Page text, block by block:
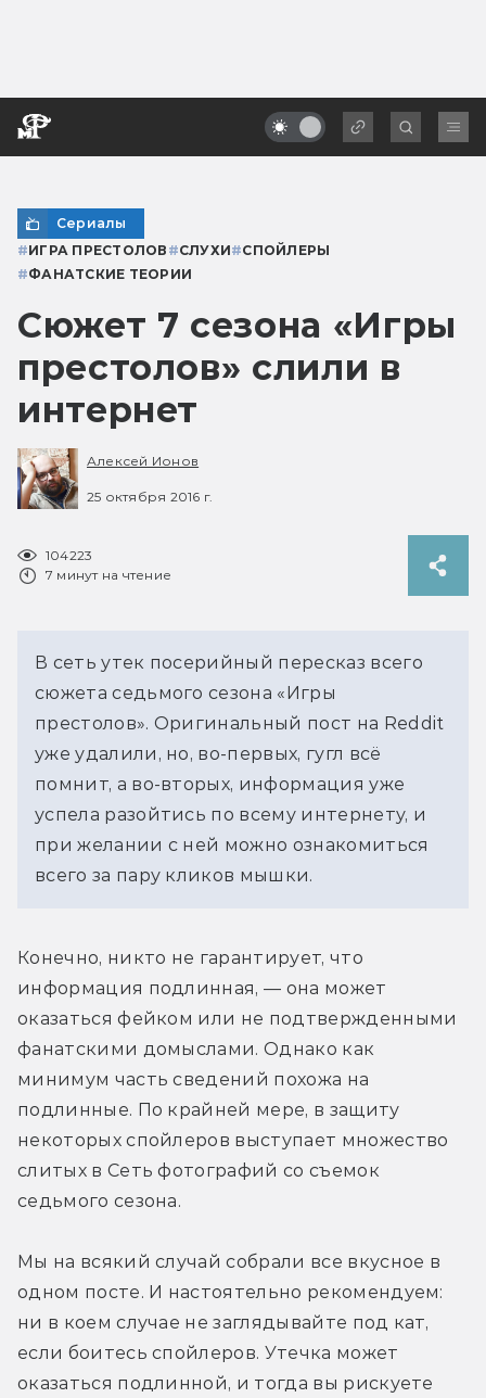
Сериалы
#ИГРА ПРЕСТОЛОВ #СЛУХИ#СПОЙЛЕРЫ
#ФАНАТСКИЕ ТЕОРИИ
Сюжет 7 сезона «Игры
престолов» слили в
интернет
Алексей Ионов
25 октября 2016 г.
104223
7 минут на чтение
В сеть утек посерийный пересказ всего
сюжета седьмого сезона «Игры
престолов». Оригинальный пост на Reddit
уже удалили, но, во-первых, гугл всё
помнит, а во-вторых, информация уже
успела разойтись по всему интернету, и
при желании с ней можно ознакомиться
всего за пару кликов мышки.
Конечно, никто не гарантирует, что
информация подлинная, — она может
оказаться фейком или не подтвержденными
фанатскими домыслами. Однако как
минимум часть сведений похожа на
подлинные. По крайней мере, в защиту
некоторых спойлеров выступает множество
слитых в Сеть фотографий со съемок
седьмого сезона.
Мы на всякий случай собрали все вкусное в
одном посте. И настоятельно рекомендуем:
ни в коем случае не заглядывайте под кат,
если боитесь спойлеров. Утечка может
оказаться подлинной, и тогда вы рискуете